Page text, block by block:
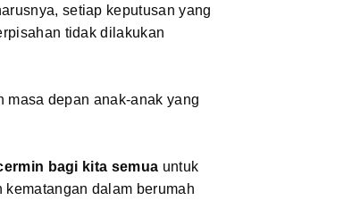
setiap keputusan yang
tidak dilakukan
masa depan anak-anak yang
bagi kita semua untuk
dalam berumah